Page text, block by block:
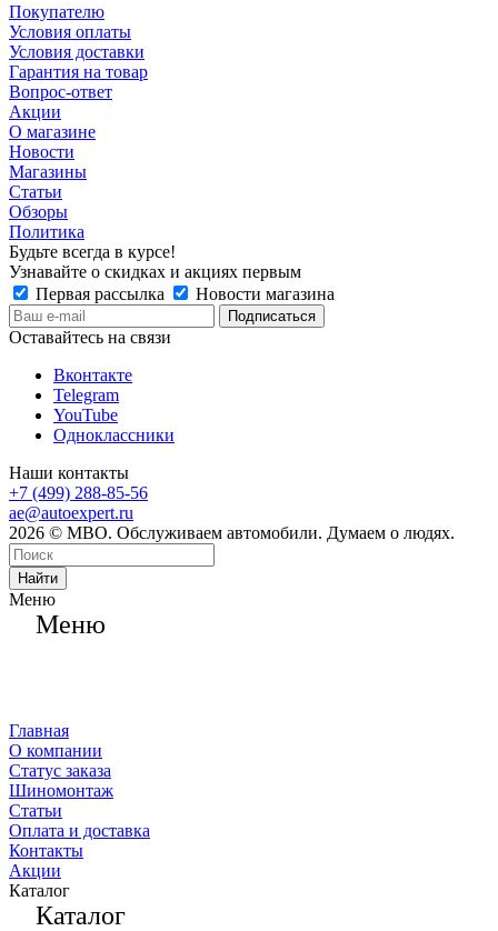
Покупателю
Условия оплаты
Условия доставки
Гарантия на товар
Вопрос-ответ
Акции
О магазине
Новости
Магазины
Статьи
Обзоры
Политика
Будьте всегда в курсе!
Узнавайте о скидках и акциях первым
Первая рассылка
Новости магазина
Оставайтесь на связи
Вконтакте
Telegram
YouTube
Одноклассники
Наши контакты
+7 (499) 288-85-56
ae@autoexpert.ru
2026 © МВО. Обслуживаем автомобили. Думаем о людях.
Найти
Меню
Меню
Главная
О компании
Статус заказа
Шиномонтаж
Статьи
Оплата и доставка
Контакты
Акции
Каталог
Каталог